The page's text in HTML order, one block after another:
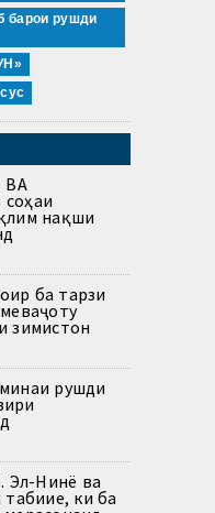
барои рушди
ВА
нақши
ба тарзи
зимистон
рушди
Нинё ва
ки ба